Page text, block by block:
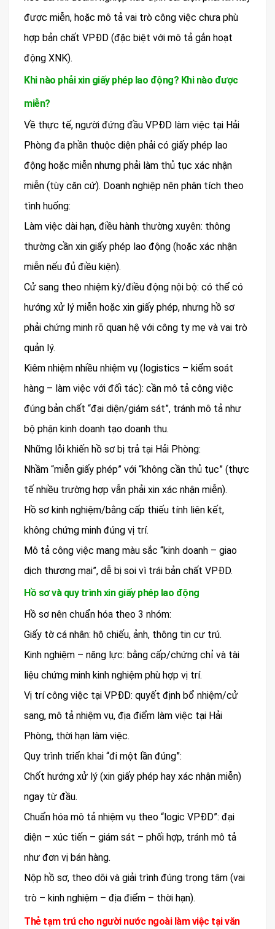
được miễn, hoặc mô tả vai trò công việc chưa phù
hợp bản chất VPĐD (đặc biệt với mô tả gắn hoạt
động XNK).
Khi nào phải xin giấy phép lao động? Khi nào được
miễn?
Về thực tế, người đứng đầu VPĐD làm việc tại Hải
Phòng đa phần thuộc diện phải có giấy phép lao
động hoặc miễn nhưng phải làm thủ tục xác nhận
miễn (tùy căn cứ). Doanh nghiệp nên phân tích theo
tình huống:
Làm việc dài hạn, điều hành thường xuyên: thông
thường cần xin giấy phép lao động (hoặc xác nhận
miễn nếu đủ điều kiện).
Cử sang theo nhiệm kỳ/điều động nội bộ: có thể có
hướng xử lý miễn hoặc xin giấy phép, nhưng hồ sơ
phải chứng minh rõ quan hệ với công ty mẹ và vai trò
quản lý.
Kiêm nhiệm nhiều nhiệm vụ (logistics – kiểm soát
hàng – làm việc với đối tác): cần mô tả công việc
đúng bản chất “đại diện/giám sát”, tránh mô tả như
bộ phận kinh doanh tạo doanh thu.
Những lỗi khiến hồ sơ bị trả tại Hải Phòng:
Nhầm “miễn giấy phép” với “không cần thủ tục” (thực
tế nhiều trường hợp vẫn phải xin xác nhận miễn).
Hồ sơ kinh nghiệm/bằng cấp thiếu tính liên kết,
không chứng minh đúng vị trí.
Mô tả công việc mang màu sắc “kinh doanh – giao
dịch thương mại”, dễ bị soi vì trái bản chất VPĐD.
Hồ sơ và quy trình xin giấy phép lao động
Hồ sơ nên chuẩn hóa theo 3 nhóm:
Giấy tờ cá nhân: hộ chiếu, ảnh, thông tin cư trú.
Kinh nghiệm – năng lực: bằng cấp/chứng chỉ và tài
liệu chứng minh kinh nghiệm phù hợp vị trí.
Vị trí công việc tại VPĐD: quyết định bổ nhiệm/cử
sang, mô tả nhiệm vụ, địa điểm làm việc tại Hải
Phòng, thời hạn làm việc.
Quy trình triển khai “đi một lần đúng”:
Chốt hướng xử lý (xin giấy phép hay xác nhận miễn)
ngay từ đầu.
Chuẩn hóa mô tả nhiệm vụ theo “logic VPĐD”: đại
diện – xúc tiến – giám sát – phối hợp, tránh mô tả
như đơn vị bán hàng.
Nộp hồ sơ, theo dõi và giải trình đúng trọng tâm (vai
trò – kinh nghiệm – địa điểm – thời hạn).
Thẻ tạm trú cho người nước ngoài làm việc tại văn